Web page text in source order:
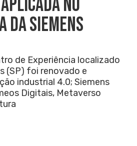
NO
DA SIEMENS
de Experiência localizado
(SP) foi renovado e
industrial 4.0; Siemens
Digitais, Metaverso